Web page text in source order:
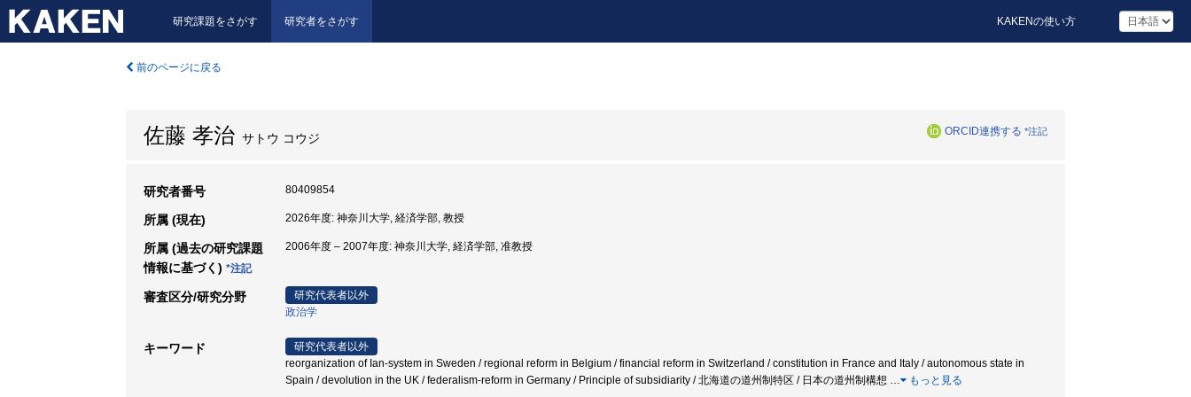
研究課題をさがす 研究者をさがす KAKENの使い方
前のページに戻る
佐藤 孝治 サトウ コウジ ORCID連携する *注記
研究者番号 80409854
所属 (現在) 2026年度: 神奈川大学, 経済学部, 教授
所属 (過去の研究課題
情報に基づく) *注記
2006年度 – 2007年度: 神奈川大学, 経済学部, 准教授
審査区分/研究分野
研究代表者以外
政治学
キーワード
研究代表者以外
reorganization of Ian-system in Sweden / regional reform in Belgium / financial reform in Switzerland / constitution in France and Italy / autonomous state in
Spain / devolution in the UK / federalism-reform in Germany / Principle of subsidiarity / 北海道の道州制特区 / 日本の道州制構想 … もっと見る